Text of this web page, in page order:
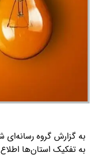
به تفکیک استان‌ها